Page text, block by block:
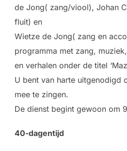
de Jong( zang/viool), Johan
fluit) en
Wietze de Jong( zang en
programma met zang,
en verhalen onder de titel
U bent van harte uitgenodigd
mee te zingen.
De dienst begint gewoon om
40-dagentijd